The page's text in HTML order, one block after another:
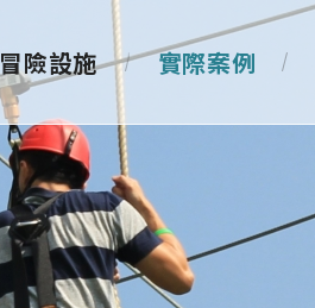
冒險設施 實際案例